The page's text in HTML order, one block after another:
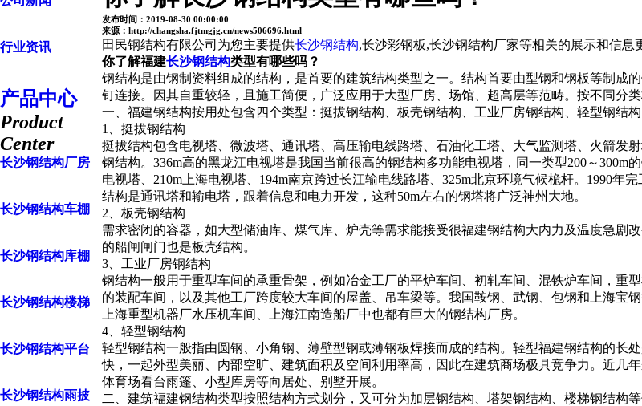
行业资讯
产品中心
Product
Center
长沙钢结构厂房
长沙钢结构车棚
长沙钢结构库棚
长沙钢结构楼梯
长沙钢结构平台
长沙钢结构雨披
发布时间：2019-08-30 00:00:00
来源：http://changsha.fjtmgjg.cn/news506696.html
田民钢结构有限公司为您主要提供长沙钢结构,长沙彩钢板,长沙钢结构厂家等相关的展示和信息
你了解福建长沙钢结构类型有哪些吗？
钢结构是由钢制资料组成的结构，是首要的建筑结构类型之一。结构首要由型钢和钢板等制成
钉连接。因其自重较轻，且施工简便，广泛应用于大型厂房、场馆、超高层等范畴。按不同分类
一、福建钢结构按用处包含四个类型：挺拔钢结构、板壳钢结构、工业厂房钢结构、轻型钢结构
1、挺拔钢结构
挺拔结构包含电视塔、微波塔、通讯塔、高压输电线路塔、石油化工塔、大气监测塔、火箭发
钢结构。336m高的黑龙江电视塔是我国当前很高的钢结构多功能电视塔，同一类型200～
电视塔、210m上海电视塔、194m南京跨过长江输电线路塔、325m北京环境气候桅杆。1990年
结构是通讯塔和输电塔，跟着信息和电力开发，这种50m左右的钢塔将广泛神州大地。
2、板壳钢结构
需求密闭的容器，如大型储油库、煤气库、炉壳等需求能接受很福建钢结构大内力及温度急剧
的船闸闸门也是板壳结构。
3、工业厂房钢结构
钢结构一般用于重型车间的承重骨架，例如冶金工厂的平炉车间、初轧车间、混铁炉车间，重
的装配车间，以及其他工厂跨度较大车间的屋盖、吊车梁等。我国鞍钢、武钢、包钢和上海宝
上海重型机器厂水压机车间、上海江南造船厂中也都有巨大的钢结构厂房。
4、轻型钢结构
轻型钢结构一般指由圆钢、小角钢、薄壁型钢或薄钢板焊接而成的结构。轻型福建钢结构的长
快，一起外型美丽、内部空旷、建筑面积及空间利用率高，因此在建筑商场极具竞争力。近几
体育场看台雨篷、小型库房等向居处、别墅开展。
二、建筑福建钢结构类型按照结构方式划分，又可分为加层钢结构、塔架钢结构、楼梯钢结构